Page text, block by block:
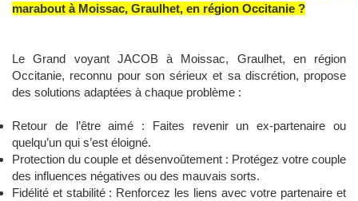
marabout à Moissac, Graulhet, en région Occitanie ?
Le Grand voyant JACOB à Moissac, Graulhet, en région
Occitanie, reconnu pour son sérieux et sa discrétion, propose
des solutions adaptées à chaque problème :
Retour de l’être aimé : Faites revenir un ex-partenaire ou
quelqu’un qui s’est éloigné.
Protection du couple et désenvoûtement : Protégez votre couple
des influences négatives ou des mauvais sorts.
Fidélité et stabilité : Renforcez les liens avec votre partenaire et